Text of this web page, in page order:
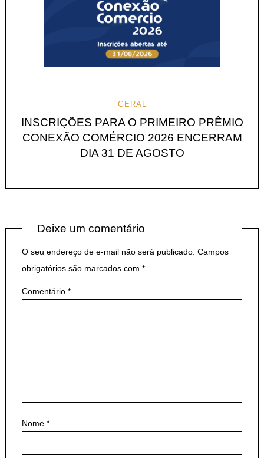
GERAL
INSCRIÇÕES PARA O PRIMEIRO PRÊMIO
CONEXÃO COMÉRCIO 2026 ENCERRAM
DIA 31 DE AGOSTO
Deixe um comentário
O seu endereço de e-mail não será publicado. Campos
obrigatórios são marcados com *
Comentário *
Nome *